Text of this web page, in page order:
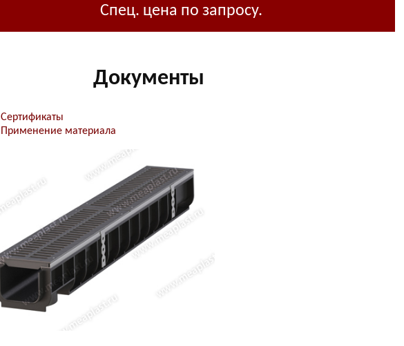
Спец. цена по запросу.
Документы
Сертификаты
Применение материала